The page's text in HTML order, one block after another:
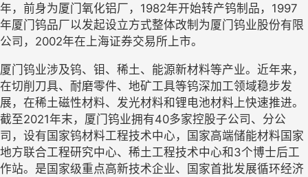
年，前身为厦门氧化铝厂，1982年开始转产钨制品，1997
年厦门钨品厂以发起设立方式整体改制为厦门钨业股份有限
公司，2002年在上海证券交易所上市。
厦门钨业涉及钨、钼、稀土、能源新材料等产业。近年来，
在切削刀具、耐磨零件、地矿工具等钨深加工领域稳步发
展，在稀土磁性材料、发光材料和锂电池材料上快速推进。
截至2021年末，厦门钨业拥有40多家控股子公司、分公
司，设有国家钨材料工程技术中心，国家高端储能材料国家
地方联合工程研究中心、稀土工程技术中心和3个博士后工
作站。是国家级重点高新技术企业、国家首批发展循环经济